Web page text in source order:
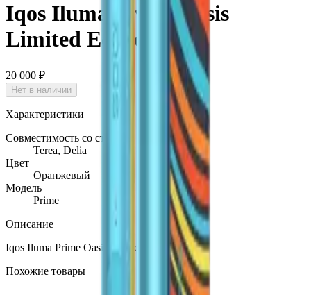
Iqos Iluma Prime Oasis
Limited Edition
20 000 ₽
Нет в наличии
Характеристики
Совместимость со стиками
Terea, Delia
Цвет
Оранжевый
Модель
Prime
Описание
Iqos Iluma Prime Oasis Limited Edition
Похожие товары